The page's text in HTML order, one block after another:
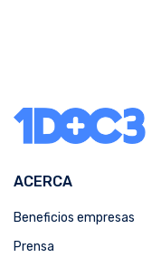
ACERCA
Beneficios empresas
Prensa